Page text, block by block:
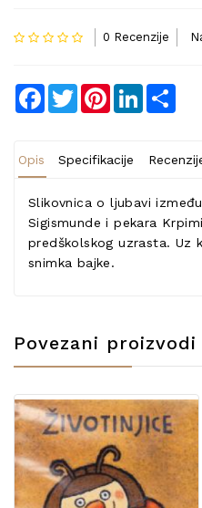
0 Recenzije
Facebook
TwitterPinterestLinkedIn
Opis Specifikacije
Slikovnica o ljubavi
Sigismunde i pekara
predškolskog uzrasta. Uz
snimka bajke.
Povezani proizvodi